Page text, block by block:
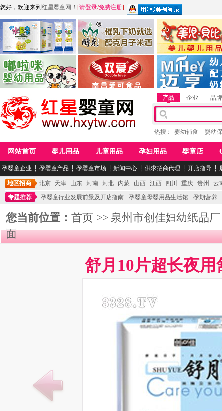
您好，欢迎来到 红星婴童网 ！ [请登录/免费注册]
江西麦嘟嘟食品有限公司
青岛嘟啦咪婴幼儿用品公司
江西醇之客月子米酒 惠州市美儿婴儿用品
湖南迈亨母婴用品有限
产品 企业 品牌
热搜： 婴幼辅食 婴幼
网站首页 婴儿用品 儿童用品 孕妇用品 婴童店
孕婴童企业 ┆ 孕婴童产品 ┆ 孕婴童市场 ┆ 新闻中心 ┆ 供求招商代理 ┆ 开店指导 ┆
地区招商 北京 天津 山东 河南 河北 内蒙 山西 江西 四川 重庆 贵州
云
专题推荐
孕婴童行业发展前景及开店指南 孕婴童母婴用品生活馆 孕期营养
您当前位置： 首页 >> 泉州市创佳妇幼纸品厂
面
舒月10片超长夜用